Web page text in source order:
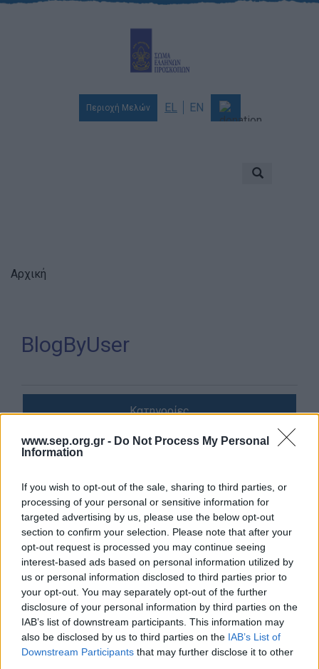
www.sep.org.gr - Do Not Process My Personal
Information
If you wish to opt-out of the sale, sharing to third parties, or
processing of your personal or sensitive information for
targeted advertising by us, please use the below opt-out
section to confirm your selection. Please note that after your
opt-out request is processed you may continue seeing
interest-based ads based on personal information utilized by
us or personal information disclosed to third parties prior to
your opt-out. You may separately opt-out of the further
disclosure of your personal information by third parties on the
IAB’s list of downstream participants. This information may
also be disclosed by us to third parties on the IAB’s List of
Downstream Participants that may further disclose it to other
Περιοχή Μελών EL EN
Διοίκηση
Απολογισμός Έργου
Η Προσκοπική Μέθοδος
Προσκοπικό Πρόγραμμα
Μάθηση στην Πράξη
Earth Tribe
Ομάδα Διάσωσης Άγριας Ζωής
#HeForShe
Πώς να συμμετέχετε
Βρείτε μας
Νέα & Blog
Νέα
Blog
Αρχική
BlogByUser
Κατηγορίες
Προσκοπική Ζωή
Κοινωνία
Πολιτισμός
Κόσμος
Σαν σήμερα
Συνεντεύξεις
Προσκοπική Ιστορία